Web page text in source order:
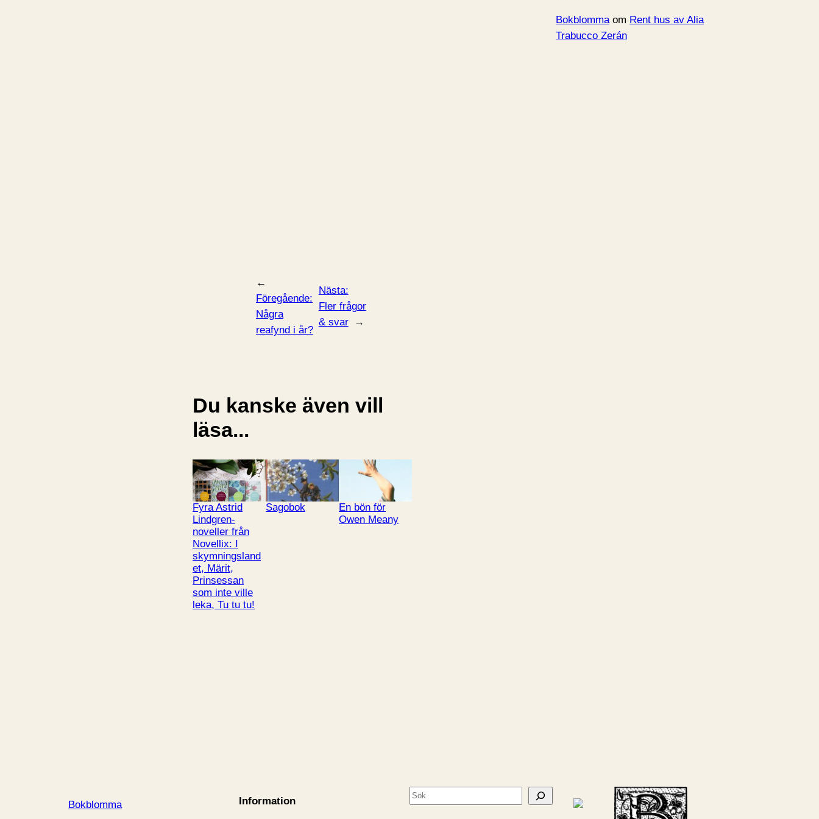
←
Föregående:
Några
reafynd i år?
Nästa:
Fler frågor
& svar
→
Du kanske även vill
läsa...
Fyra Astrid
Lindgren-
noveller från
Novellix: I
skymningsland
et, Märit,
Prinsessan
som inte ville
leka, Tu tu tu!
Sagobok
En bön för
Owen Meany
Bokblommaom Rent hus av Alia
Trabucco Zerán
Bokblomma Information
S